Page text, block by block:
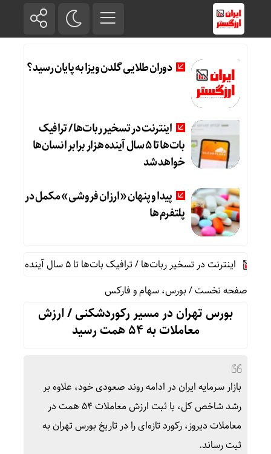
دوران طلایی گلدن ویزا به پایان رسید؟
اینترنت در تسخیر ربات‌ها / ترافیک
بات‌ها تا ۵ سال آینده هزار برابر انسان‌ها
خواهد شد
پیدا و پنهان «ارزان فروشی» مکمل در
پلتفرم ها
اینترنت در تسخیر ربات‌ها / ترافیک بات‌ها تا ۵ سال آینده هزار برابر انسان‌ها خواهد شد
صفحه نخست/بورس، سهام و فارکس
بورس تهران در مسیر رکوردشکنی / ارزش
معاملات به ۵۴ همت رسید
بازار سرمایه ایران در ادامه روند صعودی خود، علاوه بر
رشد شاخص کل، با ثبت ارزش معاملات ۵۴ همت در
معاملات دیروز، رکورد تازه‌ای را در تاریخ بورس تهران به
ثبت رساند.